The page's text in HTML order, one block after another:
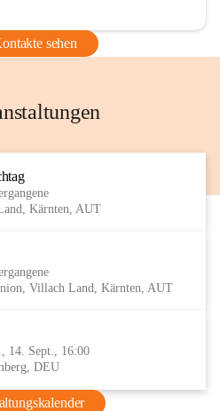
sehen
Kärnten, AUT
Villach Land, Kärnten, AUT
14. Sept., 16:00
DEU